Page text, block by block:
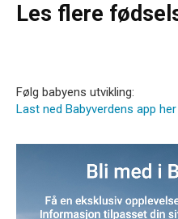
Les flere
Følg babyens utvikling:
Last ned Babyverdens app her